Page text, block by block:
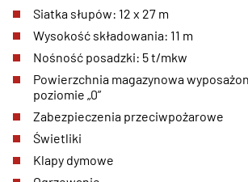
Siatka słupów: 12 x 27 m
Wysokość składowania: 11 m
Nośność posadzki: 5 t/mkw
Powierzchnia magazynowa
poziomie „0”
Zabezpieczenia przeciwpożarowe
Świetliki
Klapy dymowe